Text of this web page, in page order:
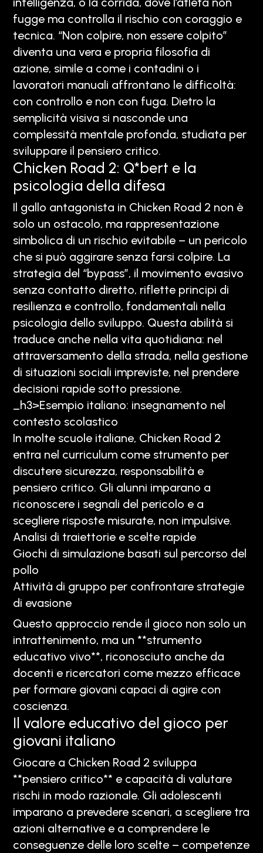
fugge ma controlla il rischio con coraggio e
tecnica. “Non colpire, non essere colpito”
diventa una vera e propria filosofia di
azione, simile a come i contadini o i
lavoratori manuali affrontano le difficoltà:
con controllo e non con fuga. Dietro la
semplicità visiva si nasconde una
complessità mentale profonda, studiata per
sviluppare il pensiero critico.
Chicken Road 2: Q*bert e la
psicologia della difesa
Il gallo antagonista in Chicken Road 2 non è
solo un ostacolo, ma rappresentazione
simbolica di un rischio evitabile – un pericolo
che si può aggirare senza farsi colpire. La
strategia del “bypass”, il movimento evasivo
senza contatto diretto, riflette principi di
resilienza e controllo, fondamentali nella
psicologia dello sviluppo. Questa abilità si
traduce anche nella vita quotidiana: nel
attraversamento della strada, nella gestione
di situazioni sociali impreviste, nel prendere
decisioni rapide sotto pressione.
_h3>Esempio italiano: insegnamento nel
contesto scolastico
In molte scuole italiane, Chicken Road 2
entra nel curriculum come strumento per
discutere sicurezza, responsabilità e
pensiero critico. Gli alunni imparano a
riconoscere i segnali del pericolo e a
scegliere risposte misurate, non impulsive.
Analisi di traiettorie e scelte rapide
Giochi di simulazione basati sul percorso del
pollo
Attività di gruppo per confrontare strategie
di evasione
Questo approccio rende il gioco non solo un
intrattenimento, ma un **strumento
educativo vivo**, riconosciuto anche da
docenti e ricercatori come mezzo efficace
per formare giovani capaci di agire con
coscienza.
Il valore educativo del gioco per
giovani italiano
Giocare a Chicken Road 2 sviluppa
**pensiero critico** e capacità di valutare
rischi in modo razionale. Gli adolescenti
imparano a prevedere scenari, a scegliere tra
azioni alternative e a comprendere le
conseguenze delle loro scelte – competenze